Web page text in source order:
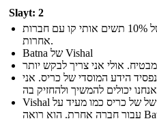
Slayt: 2
בדקתי את עמדות דומות ואני חושב עלייה של 10% תשים אותי קו עם חברות
אחרות.
Batna של Vishal
הידע המוסדי של כריס. אני
Vishal לפרש הפתיחה של של כריס כמו מעיד על Batna שלה: עוזב לעבוד